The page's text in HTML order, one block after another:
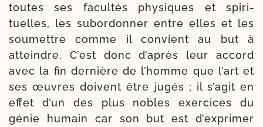
toutes ses facul­tés phy­siques et spi­ri­
tuelles, les subor­don­ner entre elles et les
sou­mettre comme il convient au but à
atteindre. C’est donc d’après leur accord
avec la fin der­nière de l’homme que l’art et
ses œuvres doivent être jugés ; il s’agit en
effet d’un des plus nobles exer­cices du
génie humain car son but est d’exprimer